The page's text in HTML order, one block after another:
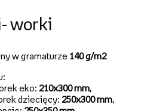
worki
w gramaturze 140 g/m2
eko: 210x300 mm,
dziecięcy: 250x300 mm,